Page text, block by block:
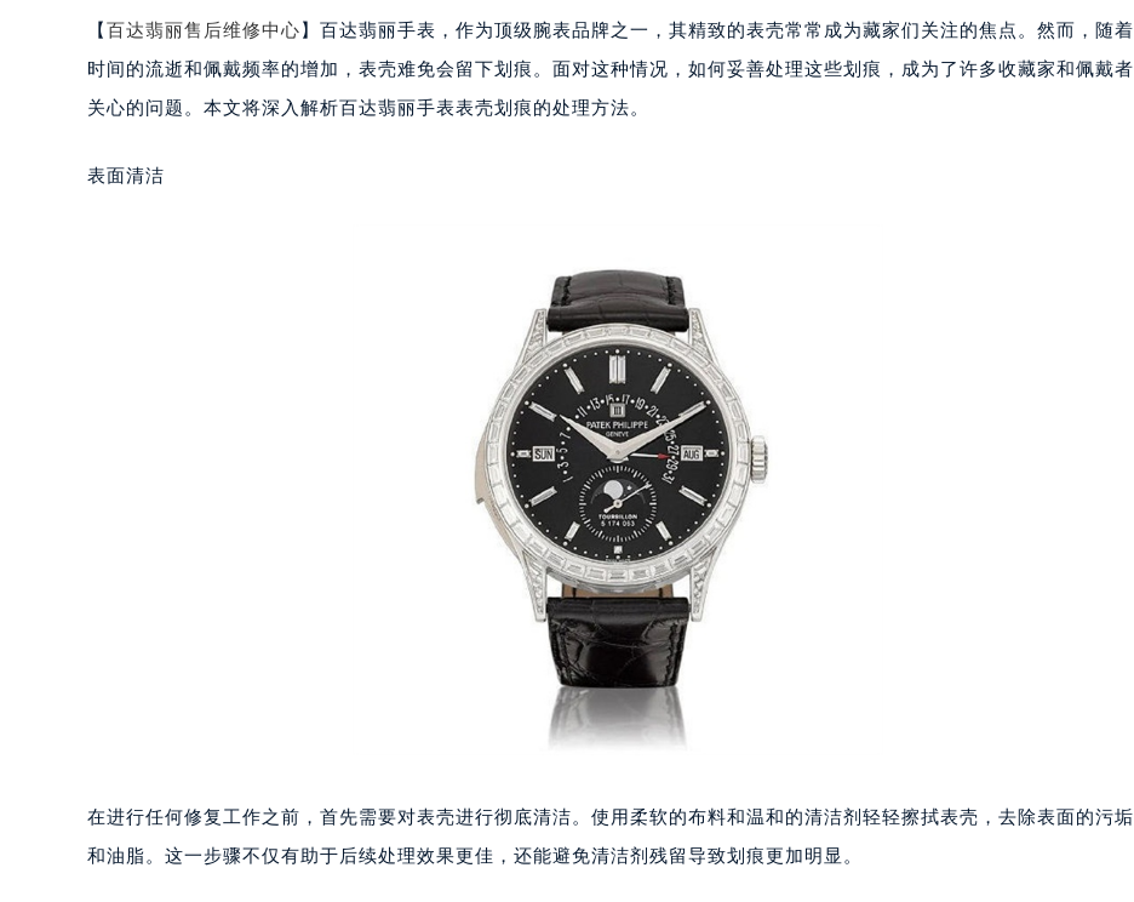
绍兴市越城区胜利东路379号世茂天际中心写字楼8层805室（需提前预约）
嘉兴市南湖区广益路705号嘉兴世界贸易中心写字楼A座13层1304室（需提前预约）
南昌市红谷滩新区红谷中大道998号绿地双子塔（中央广场）A1座办公楼14层07室（需提前预约）
惠州市惠城区江北文昌一路7号华贸大厦写字楼1座30层05室（需提前预约）
厦门市思明区湖滨东路95号华润大厦写字楼B座11层1104室（需提前预约）
福州市鼓楼区五四路128-1号恒力城写字楼15层03室（需提前预约）
成都市锦江区人民东路6号SAC东原中心写字楼24层2406B室（需提前预约）
重庆市江北区观音桥步行街2号融恒时代广场写字楼9层902室（需提前预约）
长沙市芙蓉区定王台街道建湘路393号世茂环球金融中心写字楼（芙蓉广场）10层13室（需提前预约）
郑州市二七区铭功路10号华润大厦写字楼29层2905室（需提前预约）
太原市迎泽区解放路15号亨得利名表服务中心（品牌授权店）3层整层（需提前预约）
沈阳市沈河区中街路137号亨得利名表服务中心（品牌授权店）1层整层（需提前预约）
沈阳市沈河区中街路83号亨得利名表服务中心（品牌授权店）1层整层（需提前预约）
乌鲁木齐市天山区红山路26号时代广场（CCMALL）C座17层17-B（需提前预约）
温州市鹿城区锦绣路1067号置信广场10层1015室（需提前预约）
哈尔滨市道里区友谊西路600号富力中心T2座写字楼29层03室（需提前预约）
大连市中山区人民路15号国际金融大厦7层G室（需提前预约）
佛山市禅城区季华五路57号万科金融中心C座12层1205室（需提前预约）
无锡市梁溪区人民中路139号恒隆广场写字楼1座11层1104室（需提前预约）
南通市崇川区工农路57号圆融广场写字楼16层1603室（需提前预约）
【 百达翡丽售后维修中心 】百达翡丽手表，作为顶级腕表品牌之一，其精致的表壳常常成为藏家们关注的焦点。然而，随着
时间的流逝和佩戴频率的增加，表壳难免会留下划痕。面对这种情况，如何妥善处理这些划痕，成为了许多收藏家和佩戴者
关心的问题。本文将深入解析百达翡丽手表表壳划痕的处理方法。
表面清洁
在进行任何修复工作之前，首先需要对表壳进行彻底清洁。使用柔软的布料和温和的清洁剂轻轻擦拭表壳，去除表面的污垢
和油脂。这一步骤不仅有助于后续处理效果更佳，还能避免清洁剂残留导致划痕更加明显。